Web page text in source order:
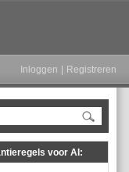
Inloggen Registreren
voor AI: